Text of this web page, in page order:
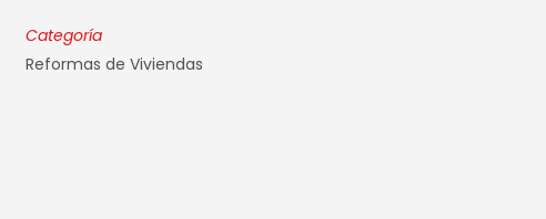
Categoría
Reformas de Viviendas